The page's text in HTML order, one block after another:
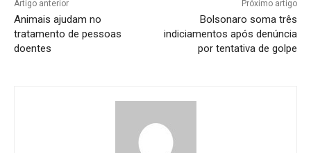
Artigo anterior
Animais ajudam no
tratamento de pessoas
doentes
Próximo artigo
Bolsonaro soma três
indiciamentos após denúncia
por tentativa de golpe